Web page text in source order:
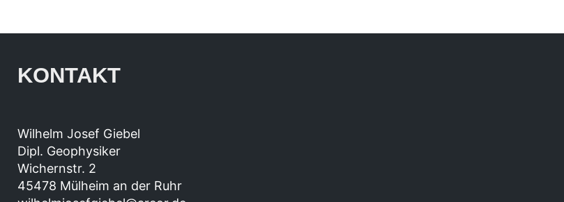
KONTAKT
Wilhelm Josef Giebel
Dipl. Geophysiker
Wichernstr. 2
45478 Mülheim an der Ruhr